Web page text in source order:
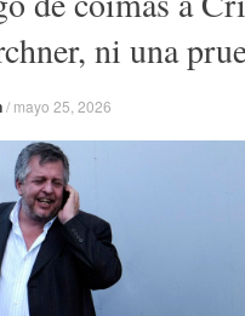
ni una
/ mayo 25, 2026